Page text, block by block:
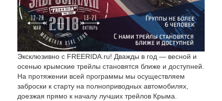
Эксклюзивно с FREERIDA.ru! Дважды в год — весной и
осенью крымские трейлы становятся ближе и доступней.
На протяжении всей программы мы осуществляем
заброски к старту на полноприводных автомобилях,
доезжая прямо к началу лучших трейлов Крыма.